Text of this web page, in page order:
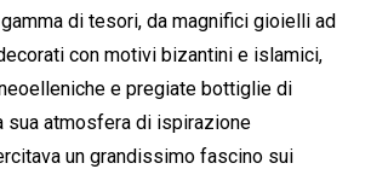
di tesori, da magnifici gioielli ad
con motivi bizantini e islamici,
e pregiate bottiglie di
sua atmosfera di ispirazione
un grandissimo fascino sui